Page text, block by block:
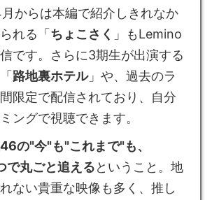
からは本編で紹介しきれなか
れる「 ちょこさく 」もLemino
です。さらに3期生が出演する
路地裏ホテル」や、過去のラ
限定で配信されており、自分
ングで視聴できます。
の"今"も"これまで"も、
で丸ごと追えるということ。地
ない貴重な映像も多く、推し